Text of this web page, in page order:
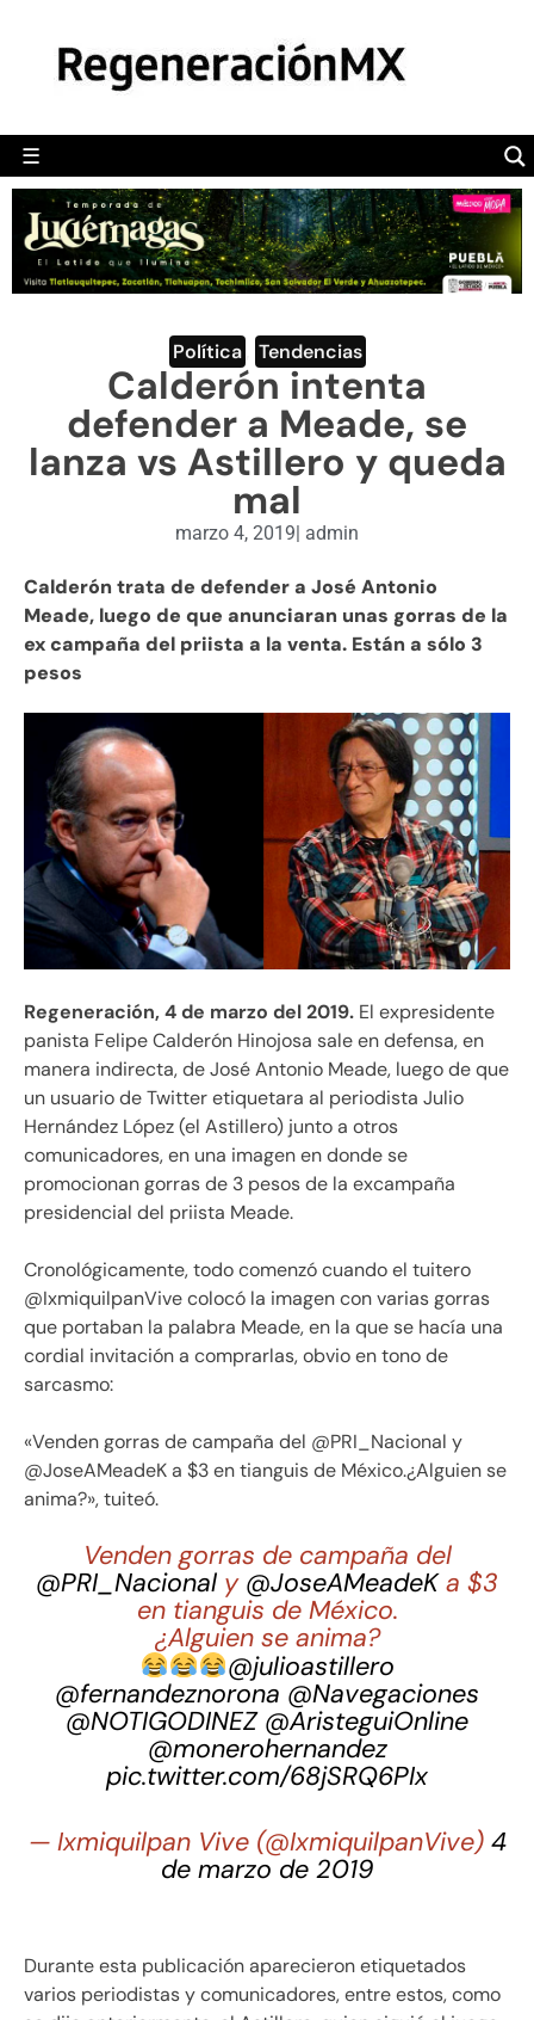
☰
POLÍTICA
CAMALEÓN
OPINIÓN
DEPORTES
ENGLISH SECTION
VIDEOS
Política Tendencias
Calderón intenta
defender a Meade, se
lanza vs Astillero y queda
mal
marzo 4, 2019| admin
Calderón trata de defender a José Antonio
Meade, luego de que anunciaran unas gorras de la
ex campaña del priista a la venta. Están a sólo 3
pesos
Regeneración, 4 de marzo del 2019. El expresidente
panista Felipe Calderón Hinojosa sale en defensa, en
manera indirecta, de José Antonio Meade, luego de que
un usuario de Twitter etiquetara al periodista Julio
Hernández López (el Astillero) junto a otros
comunicadores, en una imagen en donde se
promocionan gorras de 3 pesos de la excampaña
presidencial del priista Meade.
Cronológicamente, todo comenzó cuando el tuitero
@IxmiquilpanVive colocó la imagen con varias gorras
que portaban la palabra Meade, en la que se hacía una
cordial invitación a comprarlas, obvio en tono de
sarcasmo:
«Venden gorras de campaña del @PRI_Nacional y
@JoseAMeadeK a $3 en tianguis de México.¿Alguien se
anima?», tuiteó.
Venden gorras de campaña del
@PRI_Nacional y @JoseAMeadeKa $3
en tianguis de México.
¿Alguien se anima?
@julioastillero
@fernandeznorona @Navegaciones
@NOTIGODINEZ @AristeguiOnline
@monerohernandez
pic.twitter.com/68jSRQ6PIx
— Ixmiquilpan Vive (@IxmiquilpanVive) 4
de marzo de 2019
Durante esta publicación aparecieron etiquetados
varios periodistas y comunicadores, entre estos, como